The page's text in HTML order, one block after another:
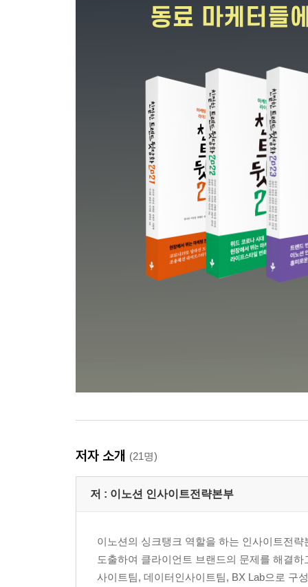
저자 소개 (21명)
저 : 이노션 인사이트전략본부
이노션의 싱크탱크 역할을 하는 인사이트전
도출하여 클라이언트 브랜드의 문제를 해결
사이트팀, 데이터인사이트팀, BX Lab으로 구